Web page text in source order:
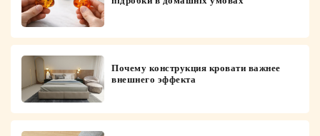
Почему конструкция кровати важнее
внешнего эффекта